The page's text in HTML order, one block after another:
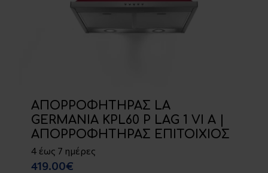
ΑΠΟΡΡΟΦΗΤΗΡΑΣ LA
GERMANIA KPL60 P LAG 1 VI A |
ΑΠΟΡΡΟΦΗΤΗΡΑΣ ΕΠΙΤΟΙΧΙΟΣ
4 έως 7 ημέρες
419.00€